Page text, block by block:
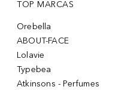
TOP MARCAS
Orebella
ABOUT-FACE
Lolavie
Typebea
Atkinsons - Perfumes